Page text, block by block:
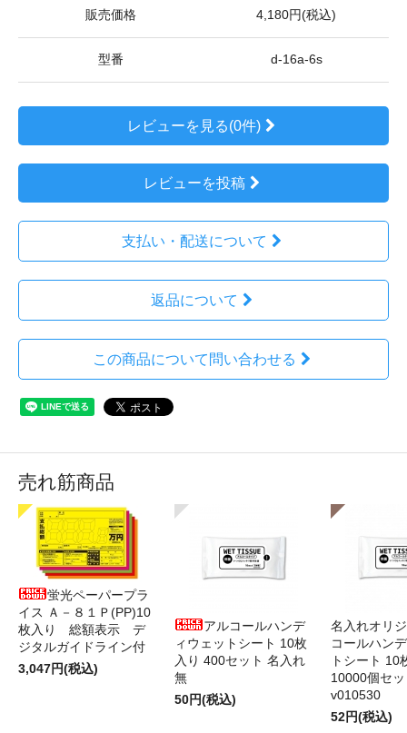
販売価格 4,180円(税込)
型番 d-16a-6s
レビューを見る(0件)
レビューを投稿
支払い・配送について
返品について
この商品について問い合わせる
売れ筋商品
蛍光ペーパープラ
イス Ａ－８１Ｐ(PP)10
枚入り 総額表示 デ
ジタルガイドライン付
3,047円(税込)
アルコールハンデ
ィウェットシート 10枚
入り 400セット 名入れ
無
50円(税込)
名入れオリ
コールハン
トシート 10
10000個セ
v010530
52円(税込)